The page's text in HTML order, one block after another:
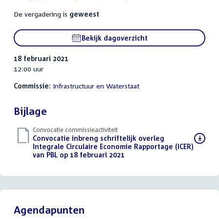
De vergadering is geweest
Bekijk dagoverzicht
18 februari 2021
12:00 uur
Commissie: Infrastructuur en Waterstaat
Bijlage
Convocatie commissieactiviteit
Download
bestand:
Convocatie inbreng schriftelijk overleg
Integrale Circulaire Economie Rapportage (ICER)
van PBL op 18 februari 2021
Agendapunten